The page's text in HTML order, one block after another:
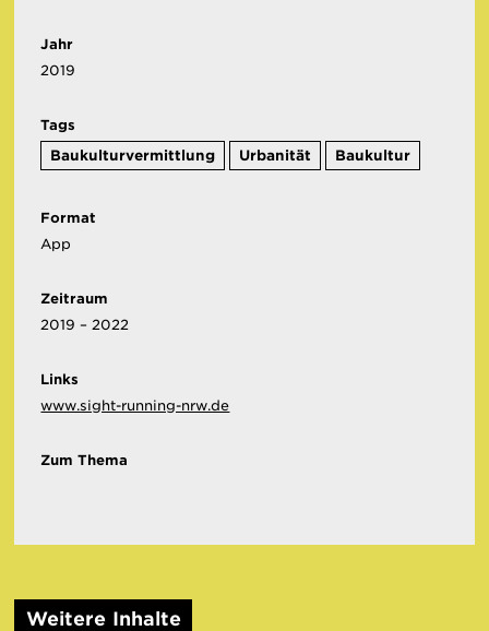
Jahr
2019
Tags
Baukulturvermittlung
Urbanität Baukultur
Format
App
Zeitraum
2019 – 2022
Links
www.sight-running-nrw.de
Zum Thema
Weitere Inhalte